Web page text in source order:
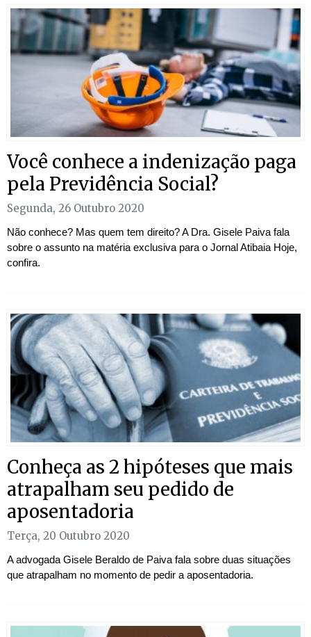
Você conhece a indenização paga
pela Previdência Social?
Segunda, 26 Outubro 2020
Não conhece? Mas quem tem direito? A Dra. Gisele Paiva fala
sobre o assunto na matéria exclusiva para o Jornal Atibaia Hoje,
confira.
Conheça as 2 hipóteses que mais
atrapalham seu pedido de
aposentadoria
Terça, 20 Outubro 2020
A advogada Gisele Beraldo de Paiva fala sobre duas situações
que atrapalham no momento de pedir a aposentadoria.